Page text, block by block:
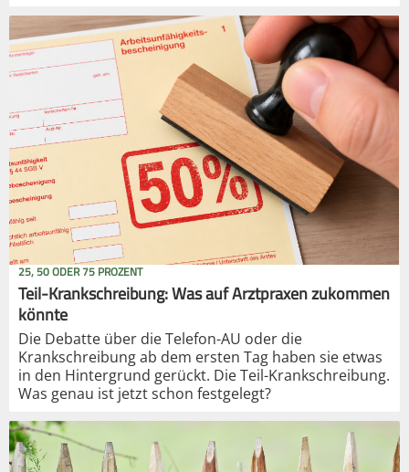
25, 50 ODER 75 PROZENT
Teil-Krankschreibung: Was auf Arztpraxen zukommen
könnte
Die Debatte über die Telefon-AU oder die
Krankschreibung ab dem ersten Tag haben sie etwas
in den Hintergrund gerückt. Die Teil-Krankschreibung.
Was genau ist jetzt schon festgelegt?